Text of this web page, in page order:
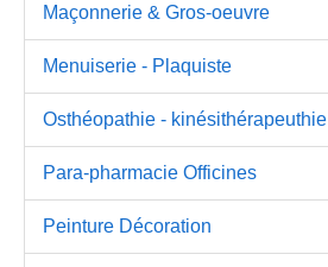
Maçonnerie & Gros-oeuvre
Menuiserie - Plaquiste
Osthéopathie - kinésithérapeuthie
Para-pharmacie Officines
Peinture Décoration